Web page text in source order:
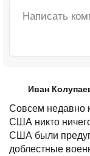
Иван
Совсем недавно
США никто
США были
доблестные